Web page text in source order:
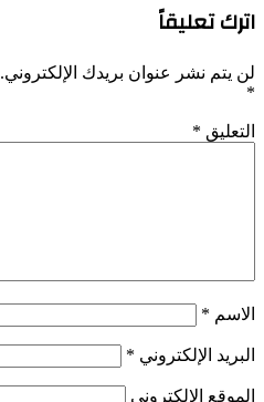
اترك تعليقاً
لن يتم نشر عنوان بريدك الإلكتروني.
*
التعليق *
الاسم *
البريد الإلكتروني *
الموقع الإلكتروني